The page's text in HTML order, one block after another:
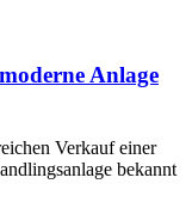
Anlage
Verkauf einer
bekannt